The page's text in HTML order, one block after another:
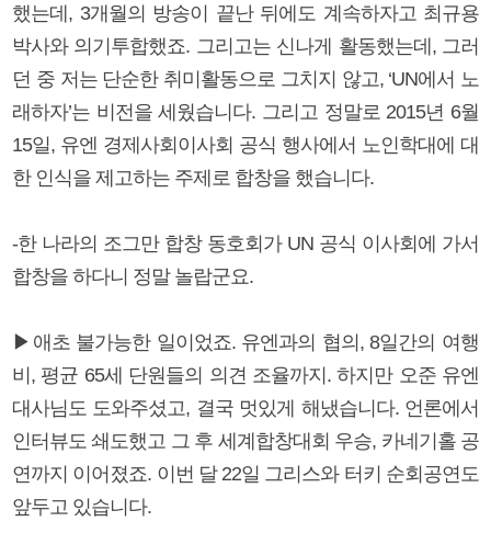
했는데, 3개월의 방송이 끝난 뒤에도 계속하자고 최규용
박사와 의기투합했죠. 그리고는 신나게 활동했는데, 그러
던 중 저는 단순한 취미활동으로 그치지 않고, ‘UN에서 노
래하자’는 비전을 세웠습니다. 그리고 정말로 2015년 6월
15일, 유엔 경제사회이사회 공식 행사에서 노인학대에 대
한 인식을 제고하는 주제로 합창을 했습니다.
-한 나라의 조그만 합창 동호회가 UN 공식 이사회에 가서
합창을 하다니 정말 놀랍군요.
▶애초 불가능한 일이었죠. 유엔과의 협의, 8일간의 여행
비, 평균 65세 단원들의 의견 조율까지. 하지만 오준 유엔
대사님도 도와주셨고, 결국 멋있게 해냈습니다. 언론에서
인터뷰도 쇄도했고 그 후 세계합창대회 우승, 카네기홀 공
연까지 이어졌죠. 이번 달 22일 그리스와 터키 순회공연도
앞두고 있습니다.